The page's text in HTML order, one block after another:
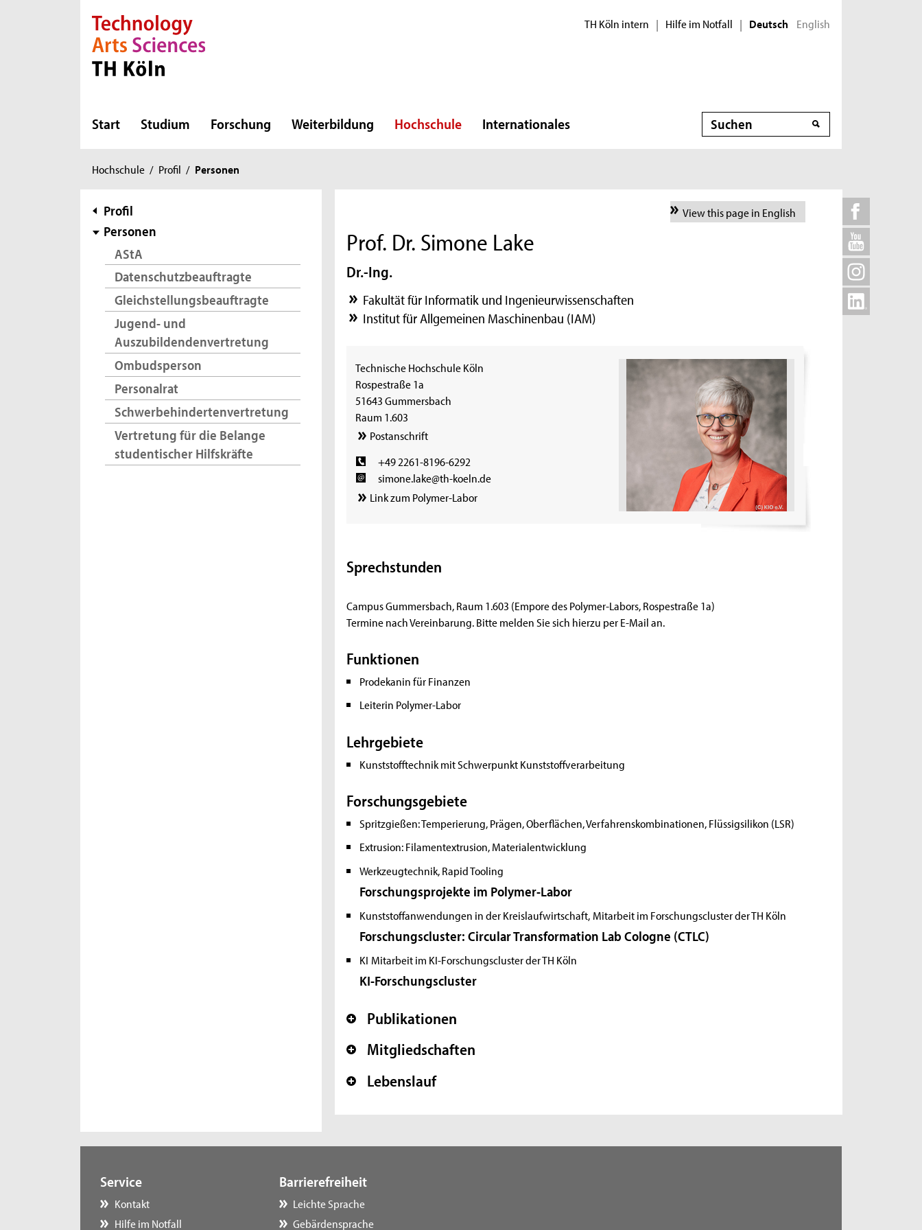
Direkt zur Hauptnavigation
Direkt zur Subnavigation
Direkt zum Inhalt
Direkt zum Fußbereich TH Köln intern | Hilfe im Notfall | Deutsch English
Start Studium Forschung Weiterbildung Hochschule Internationales Suche
Sie
hier:
Hochschule / Profil / Personen
Subnavigation
Profil
Personen
AStA
Datenschutzbeauftragte
Gleichstellungsbeauftragte
Jugend- und
Auszubildendenvertretung
Ombudsperson
Personalrat
Schwerbehindertenvertretung
Vertretung für die Belange
studentischer Hilfskräfte
View this page in English
Prof. Dr. Simone Lake
Dr.-Ing.
Fakultät für Informatik und Ingenieurwissenschaften
Institut für Allgemeinen Maschinenbau (IAM)
Technische Hochschule Köln
Rospestraße 1a
51643 Gummersbach
Raum 1.603
Postanschrift
+49 2261-8196-6292
simone.lake@th-koeln.de
Link zum Polymer-Labor
Sprechstunden
Campus Gummersbach, Raum 1.603 (Empore des Polymer-Labors, Rospestraße 1a)
Termine nach Vereinbarung. Bitte melden Sie sich hierzu per E-Mail an.
Funktionen
Prodekanin für Finanzen
Leiterin Polymer-Labor
Lehrgebiete
Kunststofftechnik mit Schwerpunkt Kunststoffverarbeitung
Forschungsgebiete
Spritzgießen: Temperierung, Prägen, Oberflächen, Verfahrenskombinationen, Flüssigsilikon (LSR)
Extrusion: Filamentextrusion, Materialentwicklung
Werkzeugtechnik, Rapid Tooling
Forschungsprojekte im Polymer-Labor
Kunststoffanwendungen in der Kreislaufwirtschaft, Mitarbeit im Forschungscluster der TH Köln
Forschungscluster: Circular Transformation Lab Cologne (CTLC)
KI Mitarbeit im KI-Forschungscluster der TH Köln
KI-Forschungscluster
+
Publikationen
+
Mitgliedschaften
+
Lebenslauf
Service
Kontakt
Hilfe im Notfall
Barrierefreiheit
Leichte Sprache
Gebärdensprache